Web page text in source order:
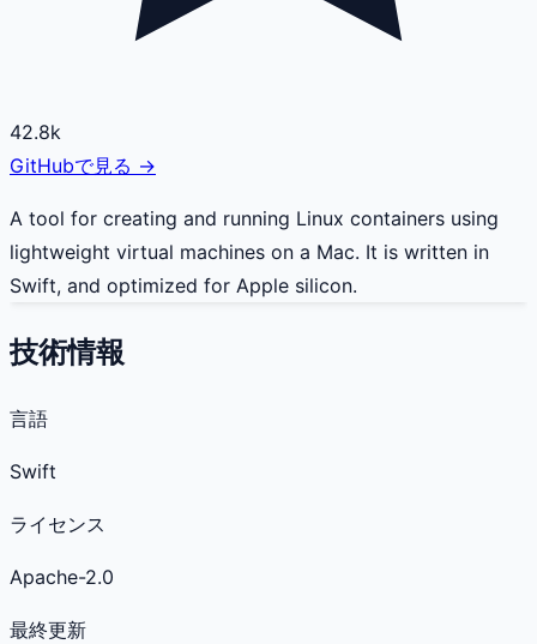
42.8k
GitHubで見る →
A tool for creating and running Linux containers using
lightweight virtual machines on a Mac. It is written in
Swift, and optimized for Apple silicon.
技術情報
言語
Swift
ライセンス
Apache-2.0
最終更新